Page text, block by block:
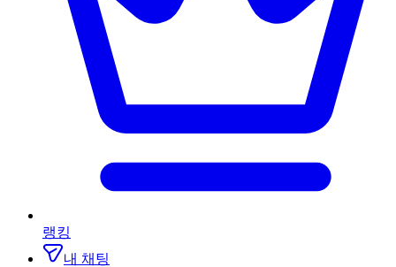
랭킹
내 채팅